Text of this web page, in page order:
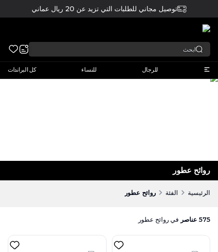
توصيل مجاني للطلبات التي تزيد عن 20 ريال عماني
للرجال للنساء كل البراندات
روائح عطور
الرئيسية الفئة روائح عطور
575 عناصر في روائح عطور